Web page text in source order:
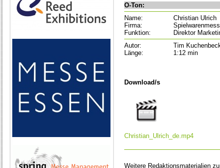
O-Ton:
Name:
Christian Ulrich
Firma:
Funktion:
Direktor
Autor:
Tim
Länge:
1:12 min
Download/s
Christian_Ulrich_de.mp4
Weitere Redaktionsmaterialien